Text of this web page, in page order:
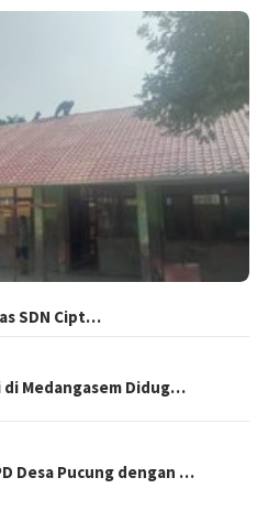
SDN Cipt…
Medangasem Didug…
Desa Pucung dengan …